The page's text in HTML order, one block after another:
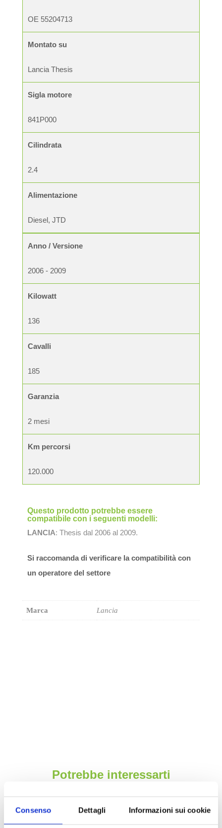
Consenso Dettagli Informazioni sui cookie
OE 55204713
Montato su
Lancia Thesis
Sigla motore
841P000
Cilindrata
2.4
Alimentazione
Diesel, JTD
Anno / Versione
2006 - 2009
Kilowatt
136
Cavalli
185
Garanzia
2 mesi
Km percorsi
120.000
Questo prodotto potrebbe essere
compatibile con i seguenti modelli:
LANCIA: Thesis dal 2006 al 2009.
Si raccomanda di verificare la compatibilità con
un operatore del settore
Marca Lancia
Potrebbe interessarti
SU WHATSAPP!